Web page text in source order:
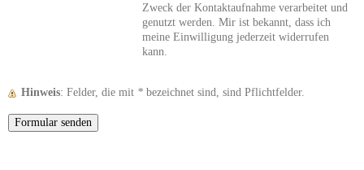
Zweck der Kontaktaufnahme verarbeitet und
genutzt werden. Mir ist bekannt, dass ich
meine Einwilligung jederzeit widerrufen
kann.
Hinweis : Felder, die mit * bezeichnet sind, sind Pflichtfelder.